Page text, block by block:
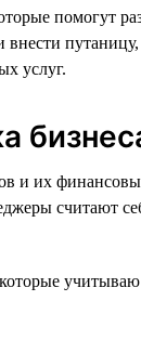
помогут
путаницу,
услуг.
и их
считают